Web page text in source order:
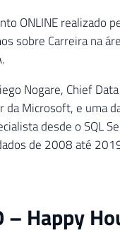
ONLINE realizado
sobre Carreira na
Nogare, Chief
Microsoft, e uma
desde o SQL
de 2008 até
Happy